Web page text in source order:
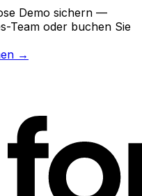
Demo sichern —
Team oder buchen Sie
→